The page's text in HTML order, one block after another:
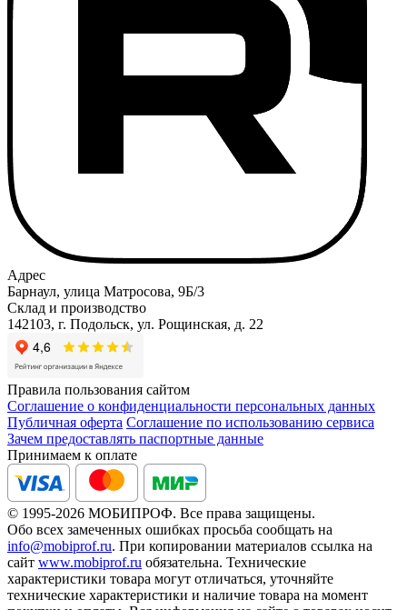
Адрес
Барнаул, улица Матросова, 9Б/3
Склад и производство
142103, г. Подольск, ул. Рощинская, д. 22
Правила пользования сайтом
Соглашение о конфиденциальности персональных данных
Публичная оферта Соглашение по использованию сервиса
Зачем предоставлять паспортные данные
Принимаем к оплате
© 1995-2026 МОБИПРОФ. Все права защищены.
Обо всех замеченных ошибках просьба сообщать на
info@mobiprof.ru. При копировании материалов ссылка на
сайт www.mobiprof.ru обязательна. Технические
характеристики товара могут отличаться, уточняйте
технические характеристики и наличие товара на момент